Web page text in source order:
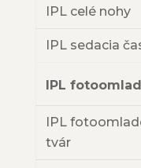
IPL celé nohy
IPL sedacia
IPL
IPL
tvár